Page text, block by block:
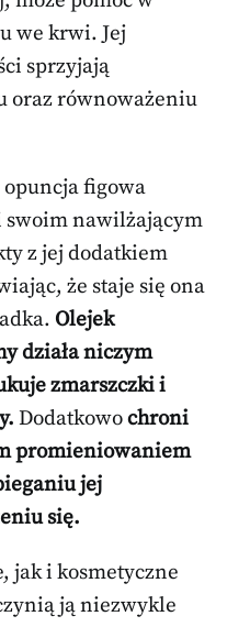
we krwi. Jej
sprzyjają
oraz równoważeniu
figowa
swoim nawilżającym
z jej dodatkiem
że staje się ona
Olejek
działa niczym
zmarszczki i
Dodatkowochroni
promieniowaniem
jej
się.
jak i kosmetyczne
ją niezwykle